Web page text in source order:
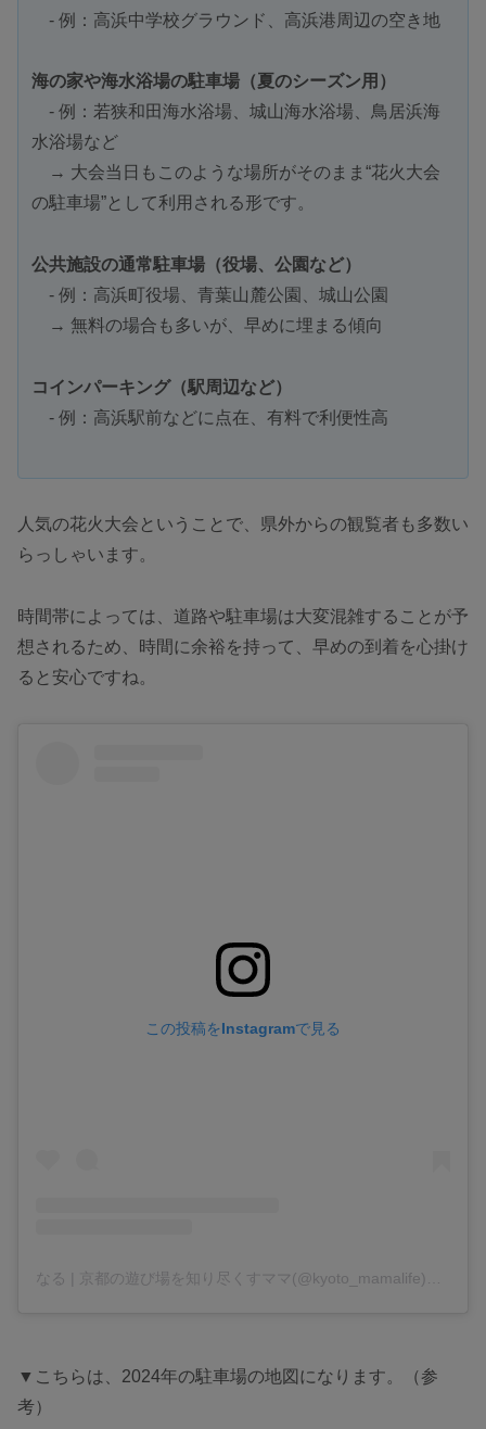
- 例：高浜中学校グラウンド、高浜港周辺の空き地
海の家や海水浴場の駐車場（夏のシーズン用）
- 例：若狭和田海水浴場、城山海水浴場、鳥居浜海
水浴場など
→ 大会当日もこのような場所がそのまま“花火大会
の駐車場”として利用される形です。
公共施設の通常駐車場（役場、公園など）
- 例：高浜町役場、青葉山麓公園、城山公園
→ 無料の場合も多いが、早めに埋まる傾向
コインパーキング（駅周辺など）
- 例：高浜駅前などに点在、有料で利便性高
人気の花火大会ということで、県外からの観覧者も多数い
らっしゃいます。
時間帯によっては、道路や駐車場は大変混雑することが予
想されるため、時間に余裕を持って、早めの到着を心掛け
ると安心ですね。
この投稿をInstagramで見る
なる | 京都の遊び場を知り尽くすママ(@kyoto_mamalife)がシェアした投稿
▼こちらは、2024年の駐車場の地図になります。（参
考）